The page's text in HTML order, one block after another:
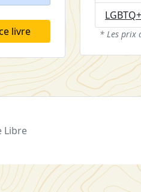
livre
LGBTQ+
* Les prix
Libre